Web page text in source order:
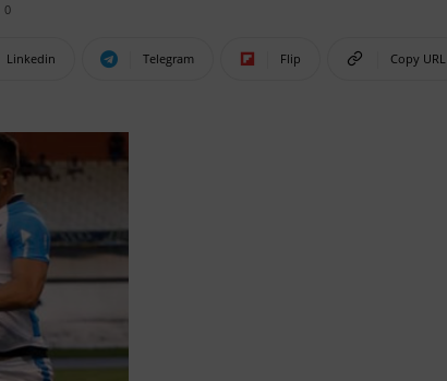
0
Linkedin Telegram Flip Copy URL